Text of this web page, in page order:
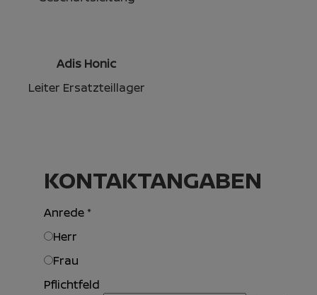
Adis Honic
Leiter Ersatzteillager
KONTAKTANGABEN
Anrede*
Herr
Frau
Pflichtfeld